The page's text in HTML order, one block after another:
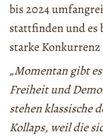
bis 2024
stattfinden und es
starke
„Momentan gibt
Freiheit und
stehen klassische
Kollaps, weil die